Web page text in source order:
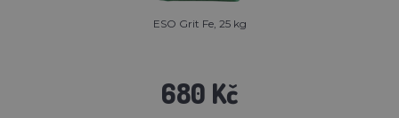
ESO Grit Fe, 25 kg
680 Kč